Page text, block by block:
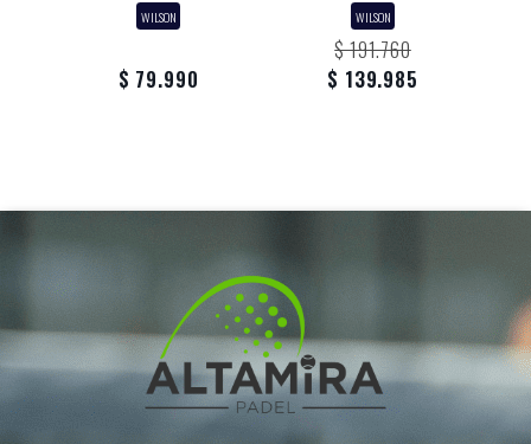
WILSON
$ 79.990
WILSON
$ 191.760
$ 139.985